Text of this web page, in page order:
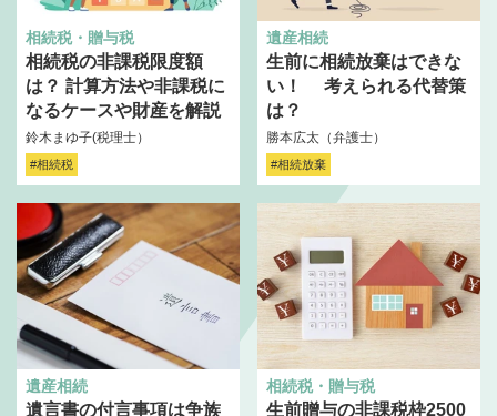
相続税・贈与税
相続税の非課税限度額
は？ 計算方法や非課税に
なるケースや財産を解説
鈴木まゆ子(税理士）
#相続税
遺産相続
生前に相続放棄はできな
い！ 考えられる代替策
は？
勝本広太（弁護士）
#相続放棄
遺産相続
遺言書の付言事項は争族
相続税・贈与税
生前贈与の非課税枠2500